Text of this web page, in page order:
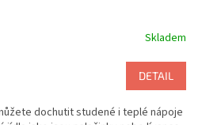
Skladem
DETAIL
dochutit studené i teplé nápoje